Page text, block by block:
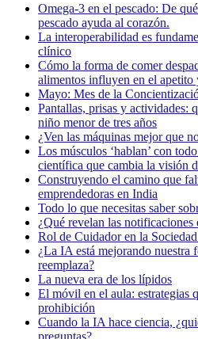
Omega-3 en el pescado: De
pescado ayuda al corazón.
La interoperabilidad es
clínico
Cómo la forma de comer
alimentos influyen en el apetito
Mayo: Mes de la
Pantallas, prisas y actividades:
niño menor de tres años
¿Ven las máquinas mejor que
Los músculos ‘hablan’ con
científica que cambia la visión
Construyendo el camino que
emprendedoras en India
Todo lo que necesitas saber
¿Qué revelan las notificaciones
Rol de Cuidador en la
¿La IA está mejorando nuestra
reemplaza?
La nueva era de los lípidos
El móvil en el aula: estrategias
prohibición
Cuando la IA hace ciencia,
preguntas?